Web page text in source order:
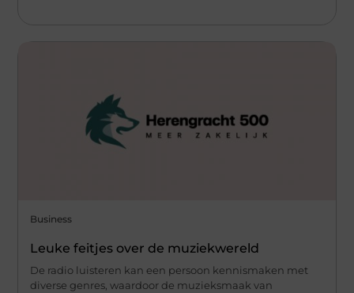
Business
Leuke feitjes over de muziekwereld
De radio luisteren kan een persoon kennismaken met
diverse genres, waardoor de muzieksmaak van